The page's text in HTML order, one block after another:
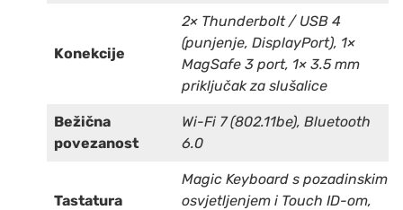
Konekcije
2× Thunderbolt / USB 4
(punjenje, DisplayPort), 1×
MagSafe 3 port, 1× 3.5 mm
priključak za slušalice
Bežična
povezanost
Wi-Fi 7 (802.11be), Bluetooth
6.0
Tastatura
Magic Keyboard s pozadinskim
osvjetljenjem i Touch ID-om,